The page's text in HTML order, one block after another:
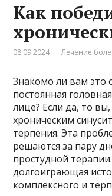
Как
08.09.2024 Лечение
Знакомо ли вам это
постоянная
лице? Если да, то
хроническим
терпения. Эта
решаются за пару
простудной
долгоиграющая
комплексного и